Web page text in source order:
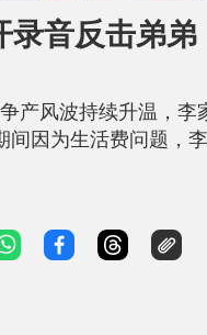
音反击弟
产风波持续升温，
因为生活费问题，
条》独家访问，他
认为父亲「做得啱